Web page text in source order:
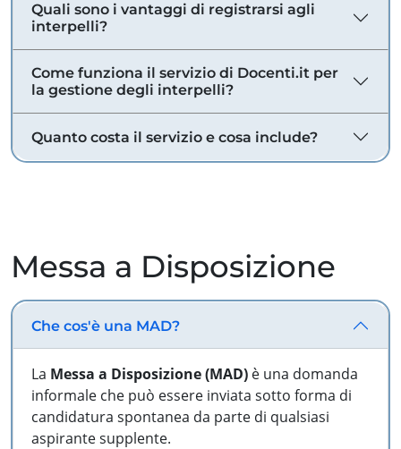
Quali sono i vantaggi di registrarsi agli
interpelli?
Come funziona il servizio di Docenti.it per
la gestione degli interpelli?
Quanto costa il servizio e cosa include?
Messa a Disposizione
Che cos'è una MAD?
La Messa a Disposizione (MAD) è una domanda
informale che può essere inviata sotto forma di
candidatura spontanea da parte di qualsiasi
aspirante supplente.